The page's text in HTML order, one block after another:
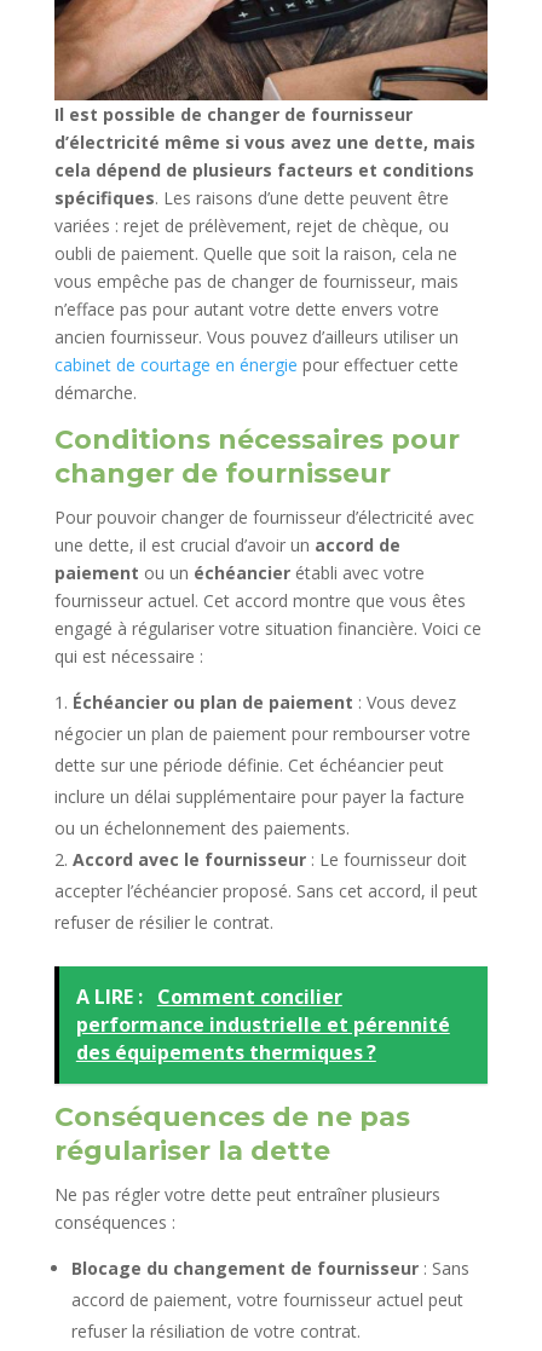
Il est possible de changer de fournisseur
d’électricité même si vous avez une dette, mais
cela dépend de plusieurs facteurs et conditions
spécifiques. Les raisons d’une dette peuvent être
variées : rejet de prélèvement, rejet de chèque, ou
oubli de paiement. Quelle que soit la raison, cela ne
vous empêche pas de changer de fournisseur, mais
n’efface pas pour autant votre dette envers votre
ancien fournisseur. Vous pouvez d’ailleurs utiliser un
cabinet de courtage en énergie pour effectuer cette
démarche.
Conditions nécessaires pour
changer de fournisseur
Pour pouvoir changer de fournisseur d’électricité avec
une dette, il est crucial d’avoir un accord de
paiement ou un échéancierétabli avec votre
fournisseur actuel. Cet accord montre que vous êtes
engagé à régulariser votre situation financière. Voici ce
qui est nécessaire :
Échéancier ou plan de paiement : Vous devez
négocier un plan de paiement pour rembourser votre
dette sur une période définie. Cet échéancier peut
inclure un délai supplémentaire pour payer la facture
ou un échelonnement des paiements.
Accord avec le fournisseur: Le fournisseur doit
accepter l’échéancier proposé. Sans cet accord, il peut
refuser de résilier le contrat.
A LIRE : Comment concilier
performance industrielle et pérennité
des équipements thermiques ?
Conséquences de ne pas
régulariser la dette
Ne pas régler votre dette peut entraîner plusieurs
conséquences :
Blocage du changement de fournisseur: Sans
accord de paiement, votre fournisseur actuel peut
refuser la résiliation de votre contrat.